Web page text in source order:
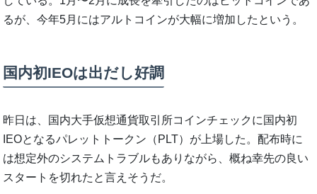
るが、今年5月にはアルトコインが大幅に増加したという。
国内初IEOは出だし好調
昨日は、国内大手仮想通貨取引所コインチェックに国内初
IEOとなるパレットトークン（PLT）が上場した。配布時に
は想定外のシステムトラブルもありながら、概ね幸先の良い
スタートを切れたと言えそうだ。